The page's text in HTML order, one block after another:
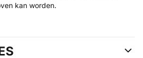
kan worden.